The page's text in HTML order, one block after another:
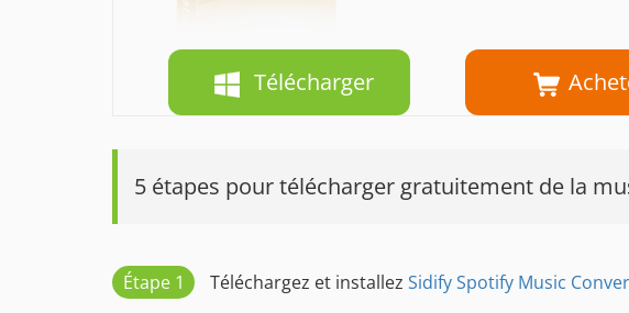
Télécharger
5 étapes pour télécharger gratuitement de la
Étape 1 Téléchargez et installez Sidify Spotify Music